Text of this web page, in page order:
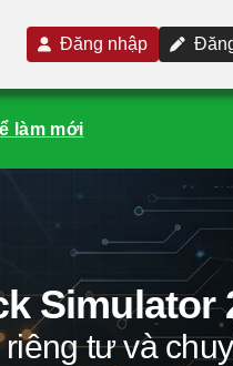
Đăng nhập
làm mới
Simulator
tư và